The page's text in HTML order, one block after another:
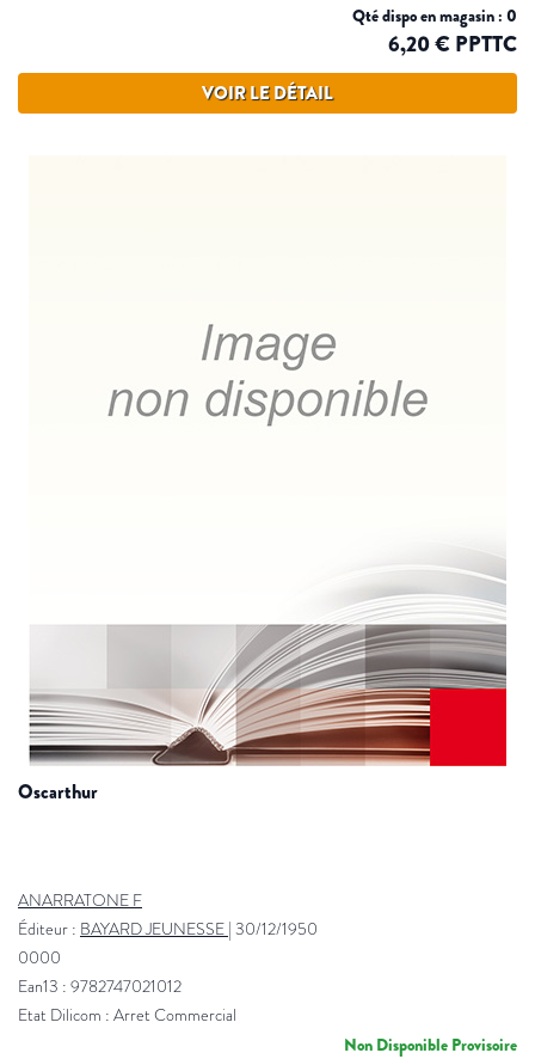
Qté dispo en magasin : 0
6,20 € PPTTC
VOIR LE DÉTAIL
oscarthur
ANARRATONE F
Éditeur : BAYARD JEUNESSE 30/12/1950
0000
Ean13 : 9782747021012
Etat Dilicom : Arret Commercial
Non Disponible Provisoire